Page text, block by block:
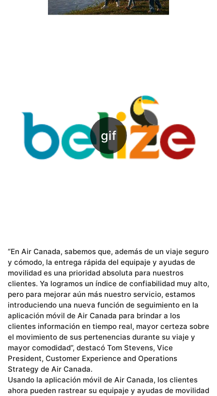
“En Air Canada, sabemos que, además de un viaje seguro
y cómodo, la entrega rápida del equipaje y ayudas de
movilidad es una prioridad absoluta para nuestros
clientes. Ya logramos un índice de confiabilidad muy alto,
pero para mejorar aún más nuestro servicio, estamos
introduciendo una nueva función de seguimiento en la
aplicación móvil de Air Canada para brindar a los
clientes información en tiempo real, mayor certeza sobre
el movimiento de sus pertenencias durante su viaje y
mayor comodidad”, destacó Tom Stevens, Vice
President, Customer Experience and Operations
Strategy de Air Canada.
Usando la aplicación móvil de Air Canada, los clientes
ahora pueden rastrear su equipaje y ayudas de movilidad